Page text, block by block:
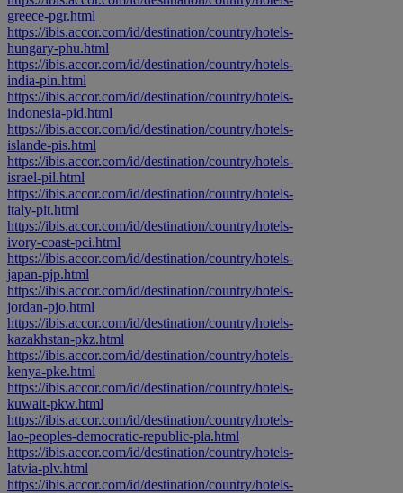
greece-pgr.html
https://ibis.accor.com/id/destination/country/hotels-
hungary-phu.html
https://ibis.accor.com/id/destination/country/hotels-
india-pin.html
https://ibis.accor.com/id/destination/country/hotels-
indonesia-pid.html
https://ibis.accor.com/id/destination/country/hotels-
islande-pis.html
https://ibis.accor.com/id/destination/country/hotels-
israel-pil.html
https://ibis.accor.com/id/destination/country/hotels-
italy-pit.html
https://ibis.accor.com/id/destination/country/hotels-
ivory-coast-pci.html
https://ibis.accor.com/id/destination/country/hotels-
japan-pjp.html
https://ibis.accor.com/id/destination/country/hotels-
jordan-pjo.html
https://ibis.accor.com/id/destination/country/hotels-
kazakhstan-pkz.html
https://ibis.accor.com/id/destination/country/hotels-
kenya-pke.html
https://ibis.accor.com/id/destination/country/hotels-
kuwait-pkw.html
https://ibis.accor.com/id/destination/country/hotels-
lao-peoples-democratic-republic-pla.html
https://ibis.accor.com/id/destination/country/hotels-
latvia-plv.html
https://ibis.accor.com/id/destination/country/hotels-